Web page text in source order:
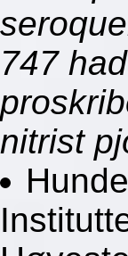
747
nitrist